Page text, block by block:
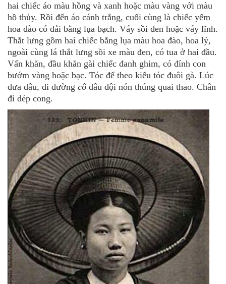
hai chiếc áo màu hồng và xanh hoặc màu vàng với màu
hồ thủy. Rồi đến áo cánh trắng, cuối cùng là chiếc yếm
hoa đào có dải bằng lụa bạch. Váy sồi đen hoặc váy lĩnh.
Thắt lưng gồm hai chiếc bằng lụa màu hoa đào, hoa lý,
ngoài cùng lá thắt lưng sồi xe màu đen, có tua ở hai đầu.
Vấn khăn, đầu khăn gài chiếc đanh ghim, có đính con
bướm vàng hoặc bạc. Tóc để theo kiểu tóc đuôi gà. Lúc
đưa dâu, đi đường cô dâu đội nón thúng quai thao. Chân
đi dép cong.